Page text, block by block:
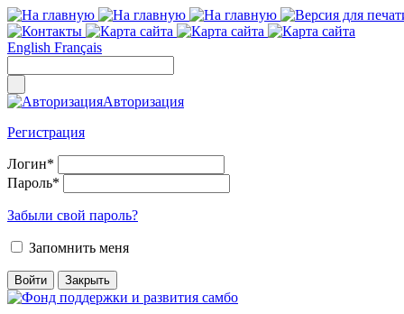
English Français
Авторизация
Регистрация
Логин*
Пароль*
Забыли свой пароль?
Запомнить меня